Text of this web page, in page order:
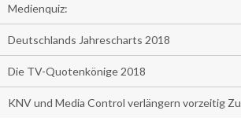
Medienquiz:
Deutschlands Jahrescharts 2018
Die TV-Quotenkönige 2018
KNV und Media Control verlängern vorzeitig